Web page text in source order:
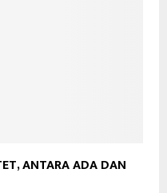
ANTARA ADA DAN